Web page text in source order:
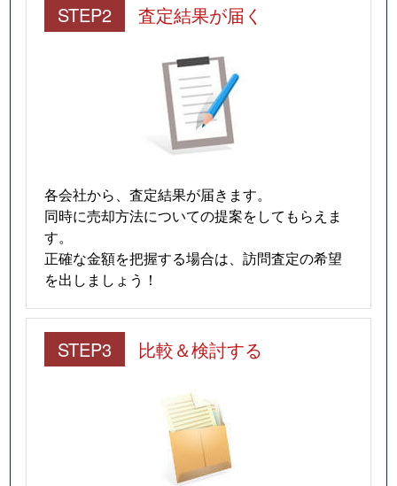
STEP2 査定結果が届く
各会社から、査定結果が届きます。
同時に売却方法についての提案をしてもらえま
す。
正確な金額を把握する場合は、訪問査定の希望
を出しましょう！
STEP3 比較＆検討する